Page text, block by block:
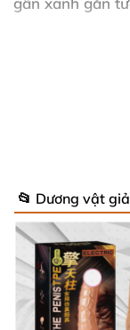
Mã sản phẩm:
Thể loại:
Tính năng: Giải
Chất liệu:
Màu sắc:
📂 Dương vật